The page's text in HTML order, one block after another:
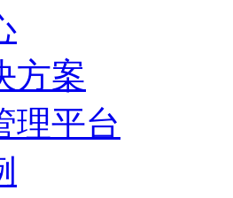
方案
理平台